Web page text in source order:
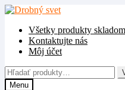
Preskočiť
navigáciu
Preskočiť
obsah
Všetky produkty skladom
Kontaktujte nás
Môj účet
Hľadať:
Menu